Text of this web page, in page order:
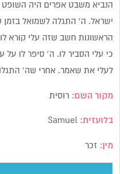
הנביא משבט אפרים היה
ישראל. ה’ התגלה לשמואל
הראשונות חשב שזה עלי קורא
כי עלי הסביר לו. ה’ סיפר לו
לעלי את שאמר. אחרי שה’
מקור השם: רוסית
בלועזית:
מין: זכר